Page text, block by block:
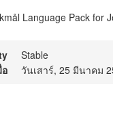
Language Pack for
Stable
วันเสาร์, 25 มีนาคม